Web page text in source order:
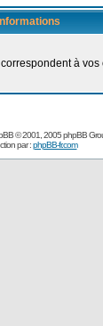
Informations
à vos
© 2001, 2005 phpBB
par :phpBB-fr.com